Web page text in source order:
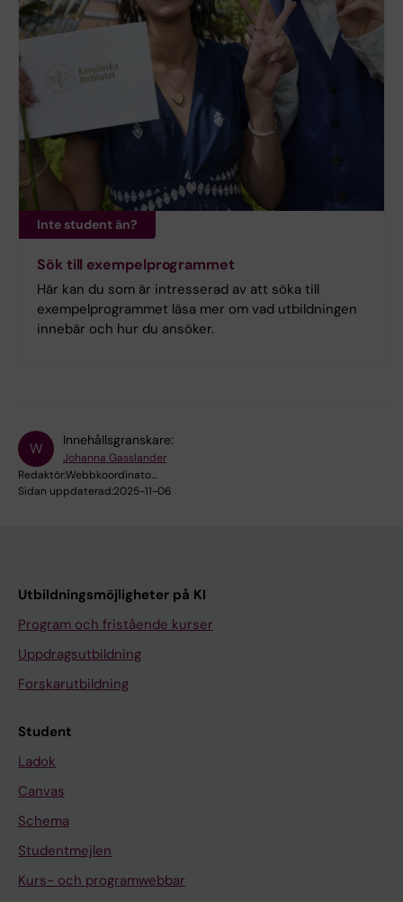
Inte student än?
Sök till exempelprogrammet
Här kan du som är intresserad av att söka till
exempelprogrammet läsa mer om vad utbildningen
innebär och hur du ansöker.
W Innehållsgranskare:
Johanna Gasslander
Redaktör:Webbkoordinato…
Sidan uppdaterad:2025-11-06
Utbildningsmöjligheter på KI
Program och fristående kurser
Uppdragsutbildning
Forskarutbildning
Student
Ladok
Canvas
Schema
Studentmejlen
Kurs- och programwebbar